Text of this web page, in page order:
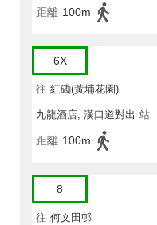
距離 100m
6X
往 紅磡(黃埔花園)
九龍酒店, 漢口道對出 站
距離 100m
8
往 何文田邨